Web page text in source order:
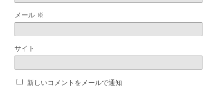
メール ※
サイト
新しいコメントをメールで通知